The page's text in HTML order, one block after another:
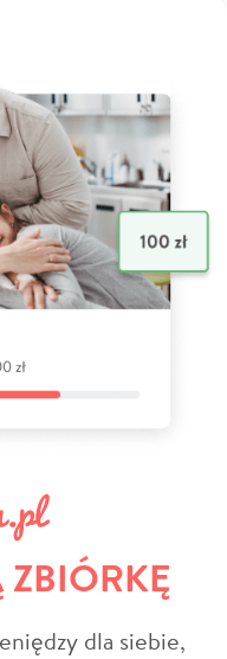
ZBIÓRKĘ
dla siebie,